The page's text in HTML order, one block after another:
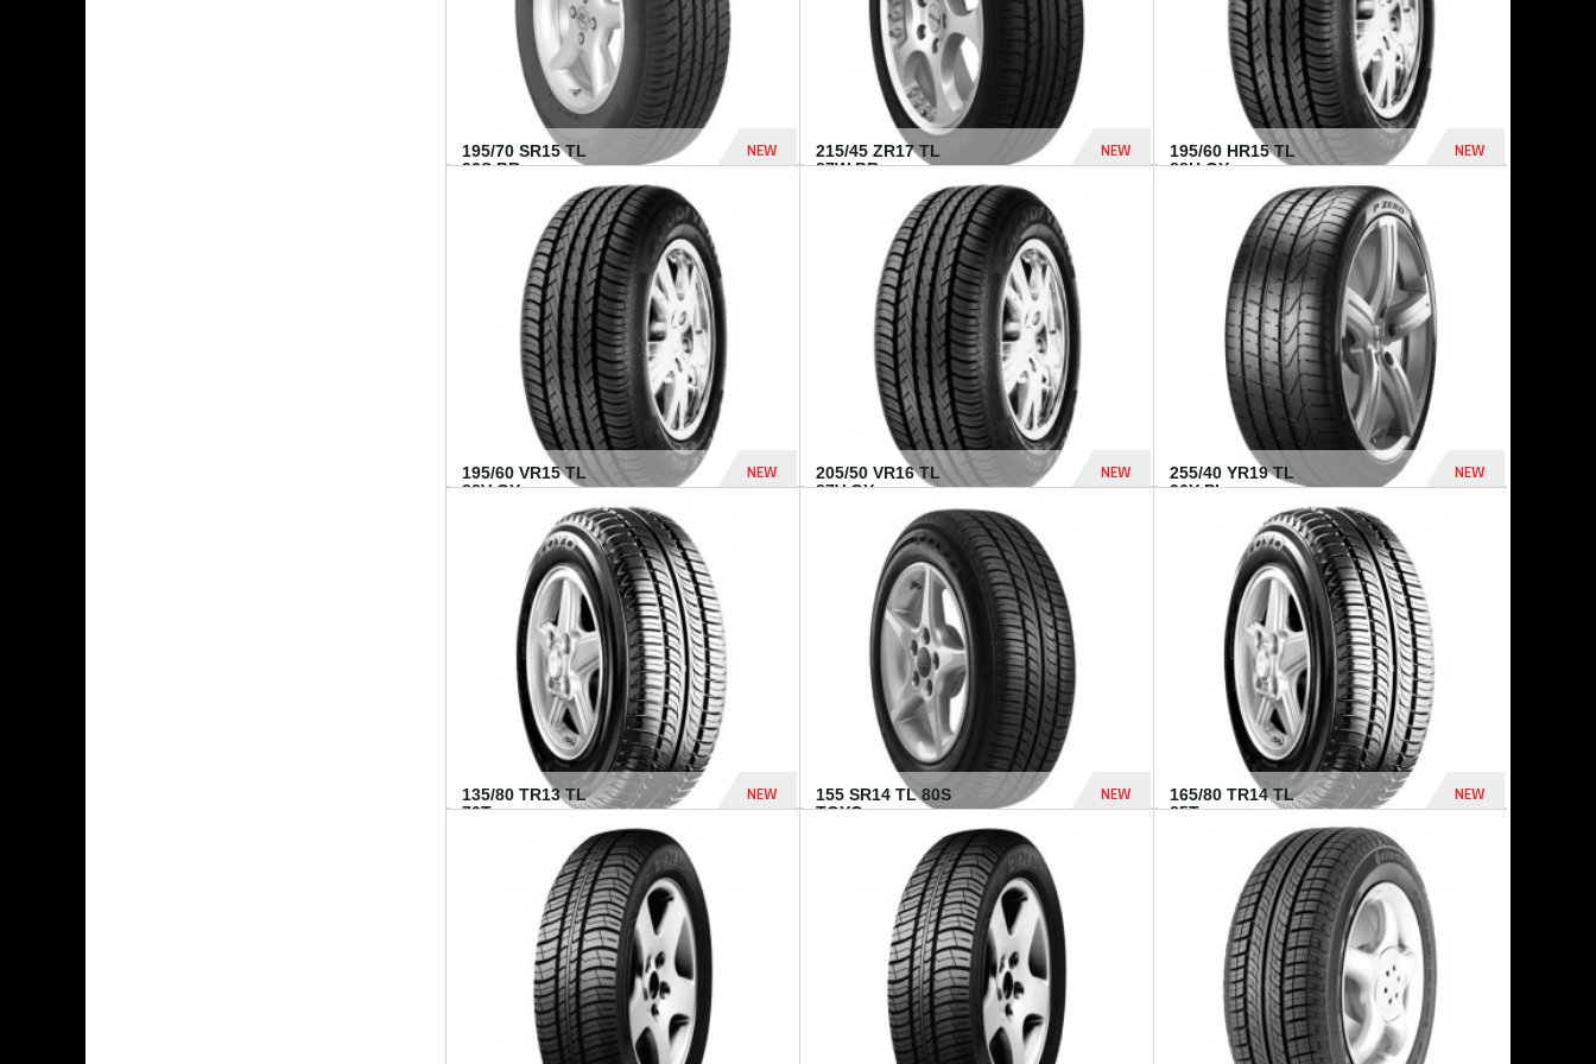
195/70 SR15 TL
92S BR...
NEW
837 Dhs
215/45 ZR17 TL
87W BR...
NEW
955 Dhs
195/60 HR15 TL
88H GY...
NEW
195/60 VR15 TL
88V GY...
NEW
205/50 VR16 TL
87V GY...
NEW
255/40 YR19 TL
96Y PI...
NEW
1 771 Dhs
135/80 TR13 TL
70T...
NEW
155 SR14 TL 80S
TOYO...
NEW
165/80 TR14 TL
85T...
NEW
458 Dhs